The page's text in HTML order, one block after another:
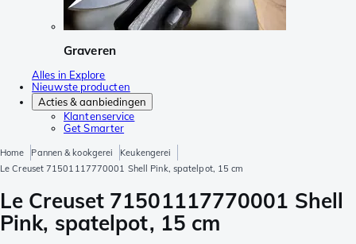
Graveren
Alles in Explore
Nieuwste producten
Acties & aanbiedingen
Klantenservice
Get Smarter
Home Pannen & kookgerei
Keukengerei
Le Creuset 71501117770001 Shell Pink, spatelpot, 15 cm
Le Creuset 71501117770001 Shell
Pink, spatelpot, 15 cm